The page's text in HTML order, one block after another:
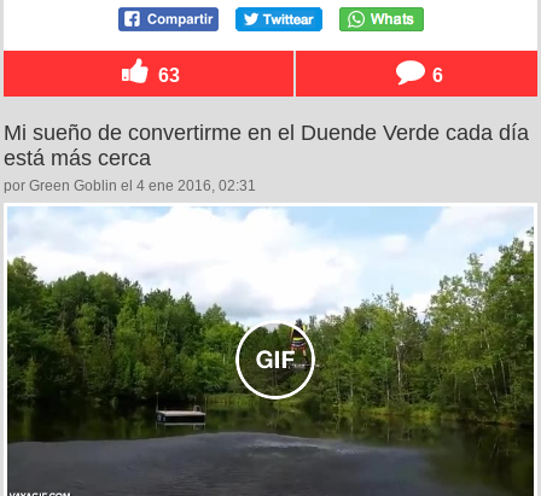
63 6
Mi sueño de convertirme en el Duende Verde cada día
está más cerca
por Green Goblin el 4 ene 2016, 02:31